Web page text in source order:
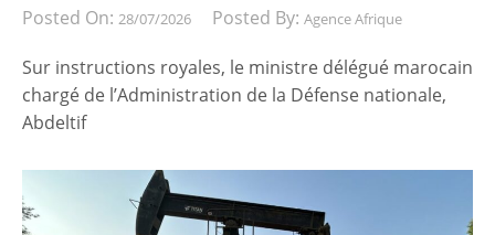
Posted On: 28/07/2026 Posted By: Agence Afrique
Sur instructions royales, le ministre délégué marocain
chargé de l’Administration de la Défense nationale,
Abdeltif